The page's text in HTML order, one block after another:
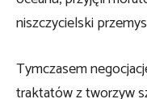
niszczycielski
Tymczasem
traktatów z tworzyw